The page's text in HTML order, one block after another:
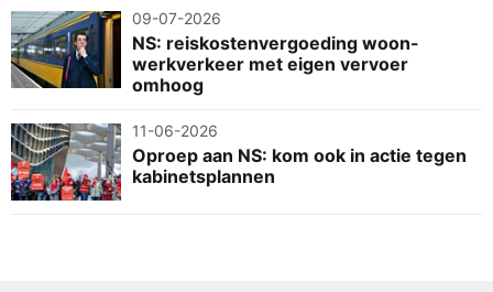
09-07-2026
NS: reiskostenvergoeding woon-
werkverkeer met eigen vervoer
omhoog
11-06-2026
Oproep aan NS: kom ook in actie tegen
kabinetsplannen